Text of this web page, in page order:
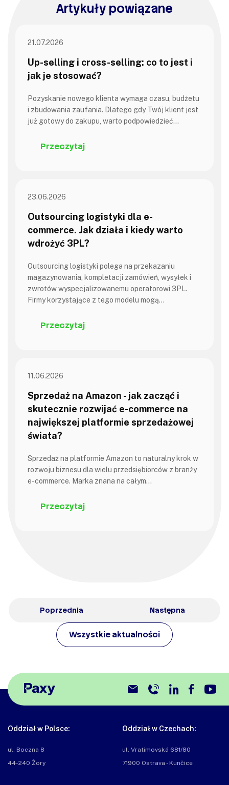
Artykuły powiązane
21.07.2026
Up-selling i cross-selling: co to jest i
jak je stosować?
Pozyskanie nowego klienta wymaga czasu, budżetu
i zbudowania zaufania. Dlatego gdy Twój klient jest
już gotowy do zakupu, warto podpowiedzieć…
Przeczytaj
23.06.2026
Outsourcing logistyki dla e-
commerce. Jak działa i kiedy warto
wdrożyć 3PL?
Outsourcing logistyki polega na przekazaniu
magazynowania, kompletacji zamówień, wysyłek i
zwrotów wyspecjalizowanemu operatorowi 3PL.
Firmy korzystające z tego modelu mogą…
Przeczytaj
11.06.2026
Sprzedaż na Amazon - jak zacząć i
skutecznie rozwijać e-commerce na
największej platformie sprzedażowej
świata?
Sprzedaż na platformie Amazon to naturalny krok w
rozwoju biznesu dla wielu przedsiębiorców z branży
e-commerce. Marka znana na całym…
Przeczytaj
Poprzednia
Wszystkie aktualności
Następna
Oddział w Polsce:
ul. Boczna 8
44-240 Żory
Oddział w Czechach:
ul. Vratimovská 681/80
71900 Ostrava - Kunčice